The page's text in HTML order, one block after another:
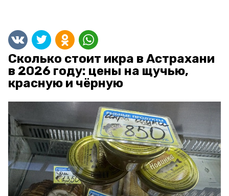
Сколько стоит икра в Астрахани
в 2026 году: цены на щучью,
красную и чёрную